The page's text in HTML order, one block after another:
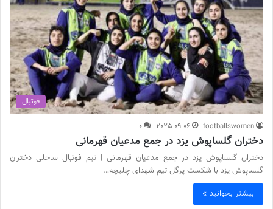
فوتبال
footballswomen
2025-09-06
0
دختران گلساپوش یزد در جمع مدعیان قهرمانی
دختران گلساپوش یزد در جمع مدعیان قهرمانی | تیم فوتبال ساحلی دختران
گلساپوش یزد با شکست پرگل تیم شهدای چلیچه…
بیشتر بخوانید »